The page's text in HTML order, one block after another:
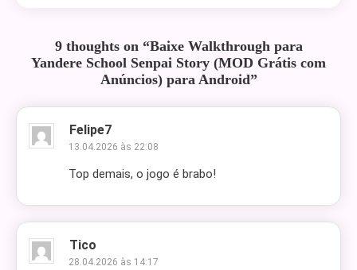
9 thoughts on “Baixe Walkthrough para
Yandere School Senpai Story (MOD Grátis com
Anúncios) para Android”
Felipe7
13.04.2026 às 22:08
Top demais, o jogo é brabo!
Tico
28.04.2026 às 14:17